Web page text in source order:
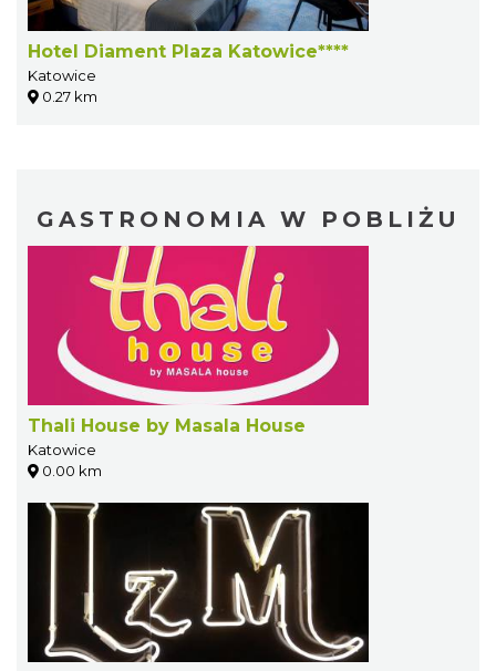
Hotel Diament Plaza Katowice****
Katowice
0.27 km
GASTRONOMIA W POBLIŻU
Thali House by Masala House
Katowice
0.00 km